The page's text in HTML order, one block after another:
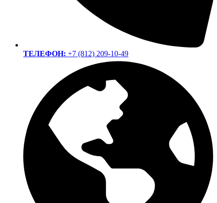
ТЕЛЕФОН: +7 (812) 209-10-49